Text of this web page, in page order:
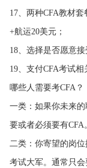
17、两种CFA教材
+航运20美元；
18、选择是否愿意
19、支付CFA考试相
哪些人需要考CFA？
一类：如果你未来
要或者必须要有CFA
二类：你寄望的岗
考试大军。通常只